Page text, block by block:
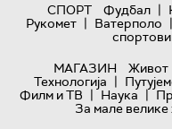
СПОРТ
Фудбал |
Рукомет | Ватерполо |
спортови
МАГАЗИН
Живот
Технологијa |
Филм и ТВ | Наука |
За мале велике